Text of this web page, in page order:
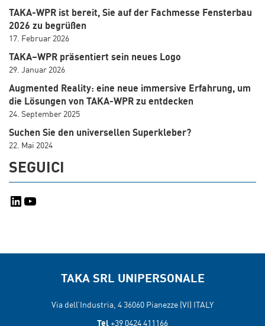
TAKA-WPR ist bereit, Sie auf der Fachmesse Fensterbau
2026 zu begrüßen
17. Februar 2026
TAKA–WPR präsentiert sein neues Logo
29. Januar 2026
Augmented Reality: eine neue immersive Erfahrung, um
die Lösungen von TAKA-WPR zu entdecken
24. September 2025
Suchen Sie den universellen Superkleber?
22. Mai 2024
SEGUICI
LinkedIn
YouTube
TAKA SRL UNIPERSONALE
Via dell’Industria, 4 36060 Pianezze (VI) ITALY
Tel +39 0424 411166